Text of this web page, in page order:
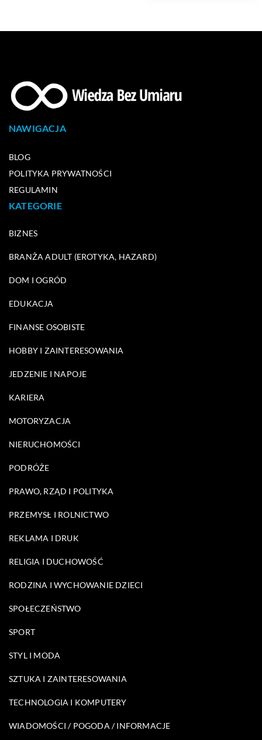
NAWIGACJA
BLOG
POLITYKA PRYWATNOŚCI
REGULAMIN
KATEGORIE
BIZNES
BRANŻA ADULT (EROTYKA, HAZARD)
DOM I OGRÓD
EDUKACJA
FINANSE OSOBISTE
HOBBY I ZAINTERESOWANIA
JEDZENIE I NAPOJE
KARIERA
MOTORYZACJA
NIERUCHOMOŚCI
PODRÓŻE
PRAWO, RZĄD I POLITYKA
PRZEMYSŁ I ROLNICTWO
REKLAMA I DRUK
RELIGIA I DUCHOWOŚĆ
RODZINA I WYCHOWANIE DZIECI
SPOŁECZEŃSTWO
SPORT
STYL I MODA
SZTUKA I ZAINTERESOWANIA
TECHNOLOGIA I KOMPUTERY
WIADOMOŚCI / POGODA / INFORMACJE